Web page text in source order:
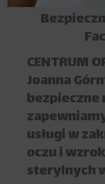
CENTRUM
Joanna
usługi w
oczu i
sterylnych